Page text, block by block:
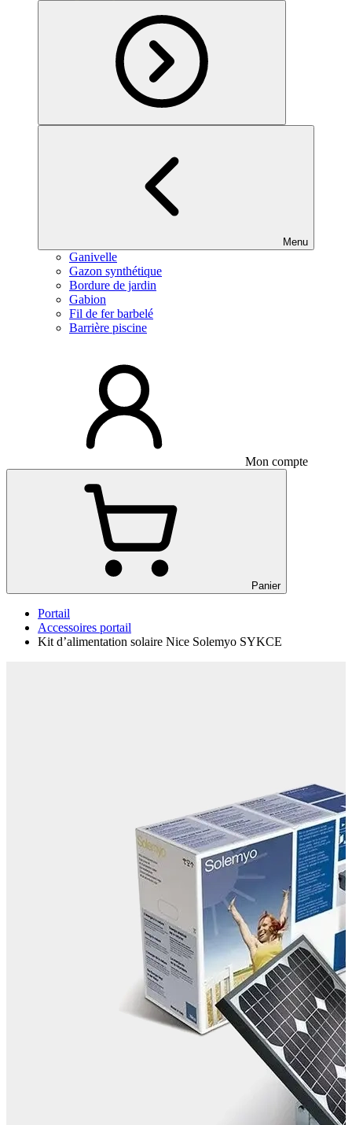
Menu
Ganivelle
Gazon synthétique
Bordure de jardin
Gabion
Fil de fer barbelé
Barrière piscine
Mon compte
Panier
Portail
Accessoires portail
Kit d’alimentation solaire Nice Solemyo SYKCE